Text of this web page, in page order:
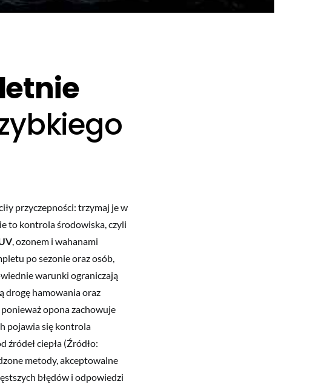
przyczepności: trzymaj je w
to kontrola środowiska, czyli
, ozonem i wahanami
po sezonie oraz osób,
warunki ograniczają
drogę hamowania oraz
opona zachowuje
pojawia się kontrola
źródeł ciepła (Źródło:
metody, akceptowalne
błędów i odpowiedzi